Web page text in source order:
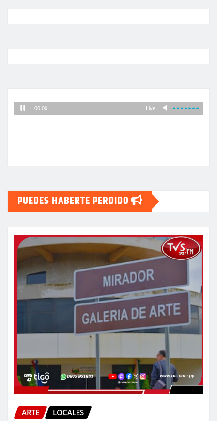
PUEDES HABERTE PERDIDO
ARTE LOCALES